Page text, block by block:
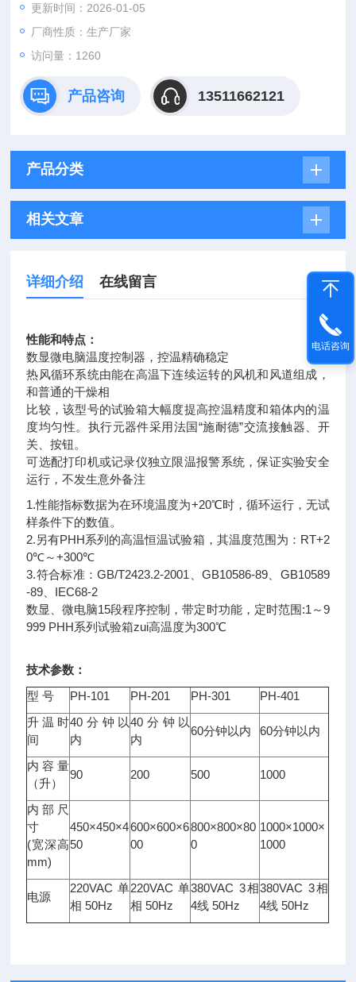
更新时间：2026-01-05
厂商性质：生产厂家
访问量：1260
产品咨询 13511662121
产品分类
相关文章
详细介绍 在线留言
性能和特点：
数显微电脑温度控制器，控温精确稳定
热风循环系统由能在高温下连续运转的风机和风道组成，
和普通的干燥相
比较，该型号的试验箱大幅度提高控温精度和箱体内的温
度均匀性。执行元器件采用法国“施耐德”交流接触器、开
关、按钮。
可选配打印机或记录仪独立限温报警系统，保证实验安全
运行，不发生意外备注
1.性能指标数据为在环境温度为+20℃时，循环运行，无试
样条件下的数值。
2.另有PHH系列的高温恒温试验箱，其温度范围为：RT+2
0℃～+300℃
3.符合标准：GB/T2423.2-2001、GB10586-89、GB10589
-89、IEC68-2
数显、微电脑15段程序控制，带定时功能，定时范围:1～9
999 PHH系列试验箱zui高温度为300℃
技术参数：
型 号
PH-101 PH-201 PH-301
PH-401
升温时
间
40分钟以
内
40分钟以
内
60分钟以内 60分钟以内
内容量
（升）
90 200 500 1000
内部尺
寸
(宽深高
mm)
450×450×4
50
600×600×6
00
800×800×80
0
1000×1000×
1000
电源
220VAC 单
相 50Hz
220VAC 单
相 50Hz
380VAC 3相
4线 50Hz
380VAC 3相
4线 50Hz
电话咨询